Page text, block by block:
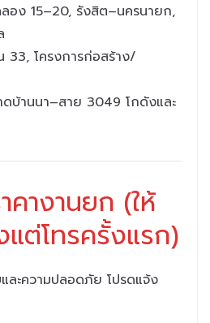
อง 15–20, รังสิต–นครนายก,
33, โครงการก่อสร้าง/
ดบ้านนา–สาย 3049 โกดังและ
างานยก (ให้
ต่โทรครั้งแรก)
ละความปลอดภัย โปรดแจ้ง